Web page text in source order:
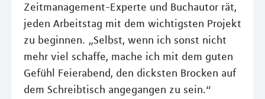
Zeitmanagement-Experte und Buchautor rät,
jeden Arbeitstag mit dem wichtigsten Projekt
zu beginnen. „Selbst, wenn ich sonst nicht
mehr viel schaffe, mache ich mit dem guten
Gefühl Feierabend, den dicksten Brocken auf
dem Schreibtisch angegangen zu sein.“